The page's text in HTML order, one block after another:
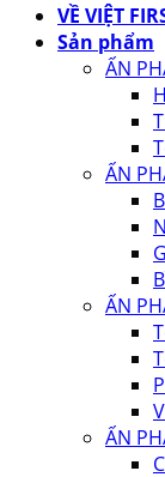
VỀ VIỆT
Sản phẩm
ẤN
ẤN
ẤN
ẤN